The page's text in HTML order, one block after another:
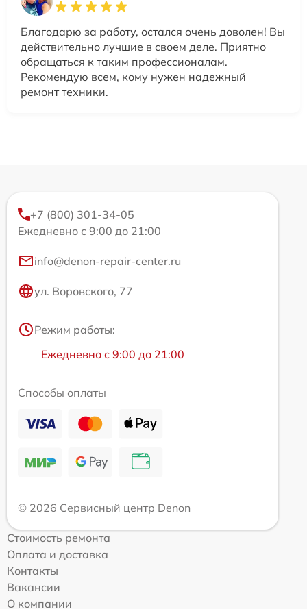
Благодарю за работу, остался очень доволен! Вы
действительно лучшие в своем деле. Приятно
обращаться к таким профессионалам.
Рекомендую всем, кому нужен надежный
ремонт техники.
+7 (800) 301-34-05
Ежедневно с 9:00 до 21:00
info@denon-repair-center.ru
ул. Воровского, 77
Режим работы:
Ежедневно с 9:00 до 21:00
Способы оплаты
© 2026 Сервисный центр Denon
Стоимость ремонта
Оплата и доставка
Контакты
Вакансии
О компании